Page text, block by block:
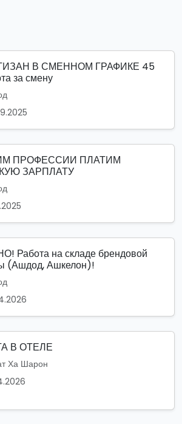
В СМЕННОМ ГРАФИКЕ 45
за смену
ПРОФЕССИИ ПЛАТИМ
ЗАРПЛАТУ
Работа на складе брендовой
(Ашдод, Ашкелон)!
В ОТЕЛЕ
Ха Шарон